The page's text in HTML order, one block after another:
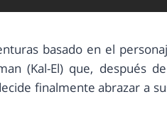
basado en el
(Kal-El) que, después
finalmente abrazar a